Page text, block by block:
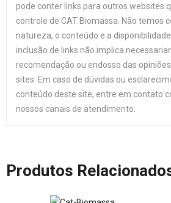
pode conter links para outros websites
controle de CAT Biomassa. Não temos
natureza, o conteúdo e a
inclusão de links não implica
recomendação ou endosso das
sites. Em caso de dúvidas ou
conteúdo deste site, entre em contato
nossos canais de atendimento.
Produtos